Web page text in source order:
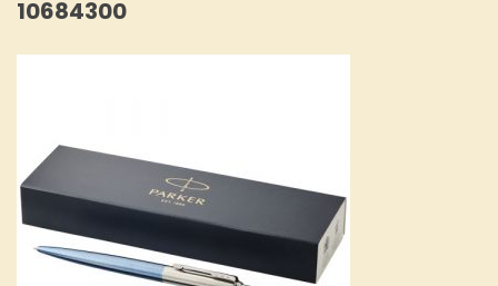
10684300